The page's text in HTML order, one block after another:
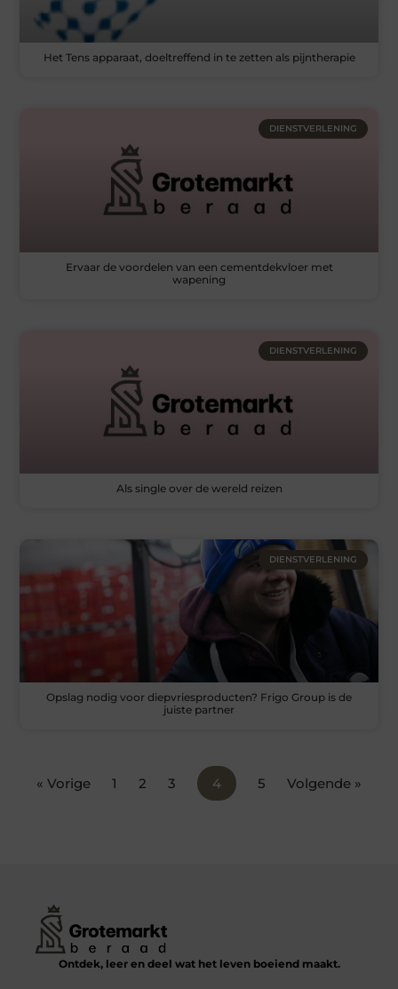
Het Tens apparaat, doeltreffend in te zetten als pijntherapie
DIENSTVERLENING
Ervaar de voordelen van een cementdekvloer met
wapening
DIENSTVERLENING
Als single over de wereld reizen
DIENSTVERLENING
Opslag nodig voor diepvriesproducten? Frigo Group is de
juiste partner
« Vorige 1 2 3 4 5 Volgende »
Ontdek, leer en deel wat het leven boeiend maakt.